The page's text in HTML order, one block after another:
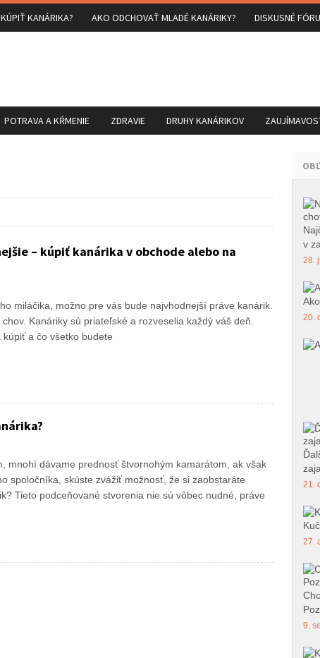
KANÁRIKA? AKO ODCHOVAŤ MLADÉ KANÁRIKY? DISKUSNÉ
POTRAVA A KŔMENIE ZDRAVIE DRUHY KANÁRIKOV
– kúpiť kanárika v obchode alebo na
miláčika, možno pre vás bude najvhodnejší práve kanárik.
Kanáriky sú priateľské a rozveselia každý váš deň.
a čo všetko budete
mnohí dávame prednosť štvornohým kamarátom, ak však
spoločníka, skúste zvážiť možnosť, že si zaobstaráte
Tieto podceňované stvorenia nie sú vôbec nudné, práve
v
28.
20.
21.
27.
9.